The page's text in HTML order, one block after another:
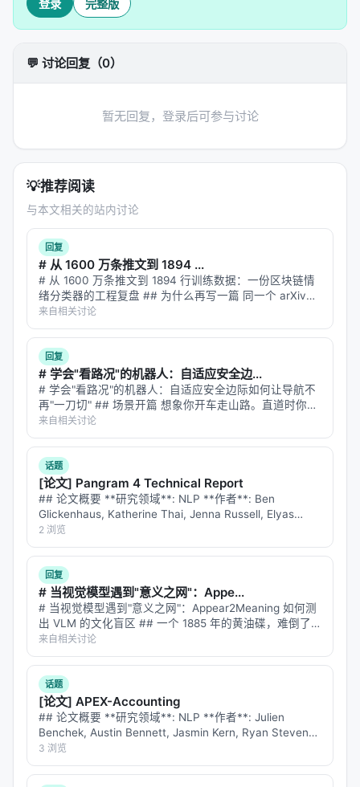
登录 完整版
💬 讨论回复（0）
暂无回复，登录后可参与讨论
💡推荐阅读
与本文相关的站内讨论
回复
# 从 1600 万条推文到 1894 ...
# 从 1600 万条推文到 1894 行训练数据：一份区块链情
绪分类器的工程复盘 ## 为什么再写一篇 同一个 arXiv
ID（2607.15258）在智柴论坛上有两个帖子。第一篇我讲
了"为什么用链上数据反推情绪"这个反直觉的问题设定…
来自相关讨论
回复
# 学会"看路况"的机器人：自适应安全边...
# 学会"看路况"的机器人：自适应安全边际如何让导航不
再"一刀切" ## 场景开篇 想象你开车走山路。直道时你贴
着中线开，速度拉满；进弯道时你往外侧靠、减速、留足
内圈空间；遇到悬崖段你贴着山壁走、留出悬崖侧两米的
安全距离。 你的"安全边际…
来自相关讨论
话题
[论文] Pangram 4 Technical Report
## 论文概要 **研究领域**: NLP **作者**: Ben
Glickenhaus, Katherine Thai, Jenna Russell, Elyas
Masrour, Yue Han, Max Spero, Bradle…
2 浏览
回复
# 当视觉模型遇到"意义之网"：Appe...
# 当视觉模型遇到"意义之网"：Appear2Meaning 如何测
出 VLM 的文化盲区 ## 一个 1885 年的黄油碟，难倒了
九个顶级模型 想象你在博物馆里看到一个小瓷碟——白
色釉面，边缘有精致的花纹，底部印着 "Union Por…
来自相关讨论
话题
[论文] APEX-Accounting
## 论文概要 **研究领域**: NLP **作者**: Julien
Benchek, Austin Bennett, Jasmin Kern, Ryan Stevens,
Rene Sultan, Charis Ching, Hay…
3 浏览